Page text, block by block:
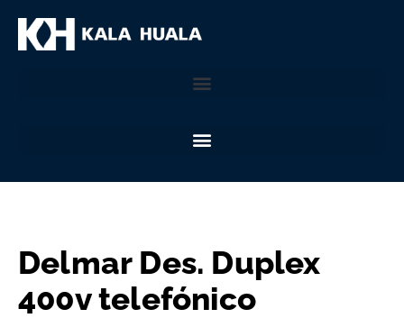
Delmar Des. Duplex
400v telefónico